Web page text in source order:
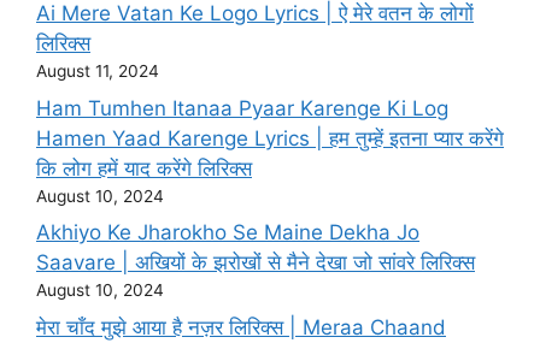
Ai Mere Vatan Ke Logo Lyrics | ऐ मेरे वतन के लोगों
लिरिक्स
August 11, 2024
Ham Tumhen Itanaa Pyaar Karenge Ki Log
Hamen Yaad Karenge Lyrics | हम तुम्हें इतना प्यार करेंगे
कि लोग हमें याद करेंगे लिरिक्स
August 10, 2024
Akhiyo Ke Jharokho Se Maine Dekha Jo
Saavare | अखियों के झरोखों से मैने देखा जो सांवरे लिरिक्स
August 10, 2024
मेरा चाँद मुझे आया है नज़र लिरिक्स | Meraa Chaand